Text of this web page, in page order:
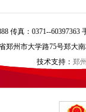
传真：0371--
郑州市大学路75号郑大
技术支持： 郑